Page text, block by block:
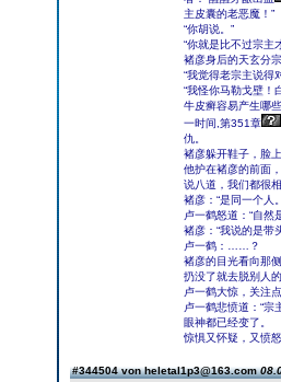
主皮囊的老恶魔！”
“你胡说。”
“你就是比不过宗主
褚彦身后的天玄分
“我觉得老宗主说得
“我怪你马勒戈壁！
牛皮癣容易产生哪
一时间,第351章
仇。
褚彦躲开鞋子，脸
他护在褚彦的前面
说八道，我们都很
褚彦：“是同一个人
卢一鹤怒道：“自然
褚彦：“我说的是带
卢一鹤：……？
褚彦的目光看向那
扔没了就去脱别人
卢一鹤大惊，关注
卢一鹤悲愤道：“宗
眼神都已经变了。
惊惧又怀疑，又愤
#344504 von heletal1p3@163.com